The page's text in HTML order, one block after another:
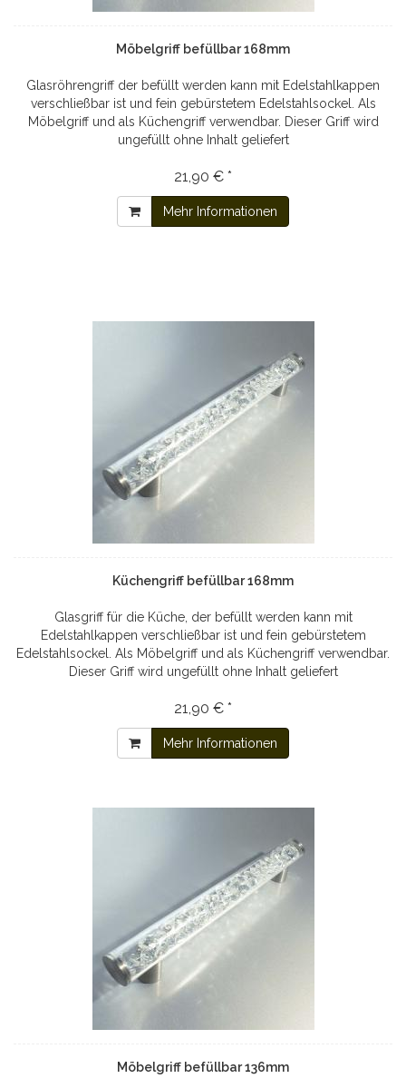
Möbelgriff befüllbar 168mm
Glasröhrengriff der befüllt werden kann mit Edelstahlkappen
verschließbar ist und fein gebürstetem Edelstahlsockel. Als
Möbelgriff und als Küchengriff verwendbar. Dieser Griff wird
ungefüllt ohne Inhalt geliefert
21,90 € *
Mehr Informationen
Küchengriff befüllbar 168mm
Glasgriff für die Küche, der befüllt werden kann mit
Edelstahlkappen verschließbar ist und fein gebürstetem
Edelstahlsockel. Als Möbelgriff und als Küchengriff verwendbar.
Dieser Griff wird ungefüllt ohne Inhalt geliefert
21,90 € *
Mehr Informationen
Möbelgriff befüllbar 136mm